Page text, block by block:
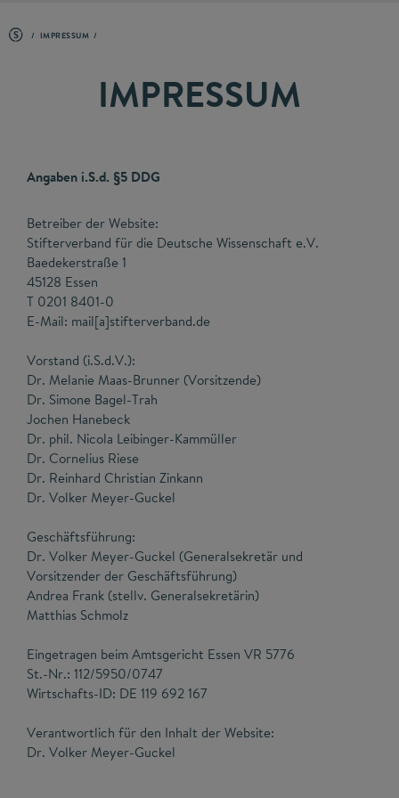
IMPRESSUM
IMPRESSUM
Angaben i.S.d. §5 DDG
Betreiber der Website:
Stifterverband für die Deutsche Wissenschaft e.V.
Baedekerstraße 1
45128 Essen
T 0201 8401-0
E-Mail: mail[a]stifterverband.de
Vorstand (i.S.d.V.):
Dr. Melanie Maas-Brunner (Vorsitzende)
Dr. Simone Bagel-Trah
Jochen Hanebeck
Dr. phil. Nicola Leibinger-Kammüller
Dr. Cornelius Riese
Dr. Reinhard Christian Zinkann
Dr. Volker Meyer-Guckel
Geschäftsführung:
Dr. Volker Meyer-Guckel (Generalsekretär und
Vorsitzender der Geschäftsführung)
Andrea Frank (stellv. Generalsekretärin)
Matthias Schmolz
Eingetragen beim Amtsgericht Essen VR 5776
St.-Nr.: 112/5950/0747
Wirtschafts-ID: DE 119 692 167
Verantwortlich für den Inhalt der Website:
Dr. Volker Meyer-Guckel